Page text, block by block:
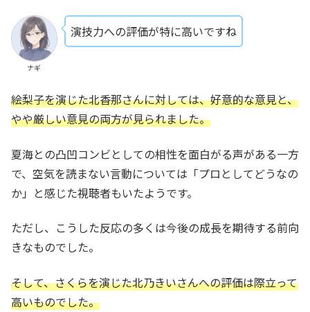
ナギ
演技力への評価が特に高いですね
絵梨子を演じた北香那さんに対しては、好意的な意見と、
やや厳しい意見の両方が見られました。
夏海との凸凹コンビとしての相性を面白がる声がある一方
で、空気を読まない言動については「プロとしてどうなの
か」と感じた視聴者もいたようです。
ただし、こうした反応の多くは今後の成長を期待する前向
きなものでした。
そして、さくらを演じた北乃きいさんへの評価は際立って
高いものでした。